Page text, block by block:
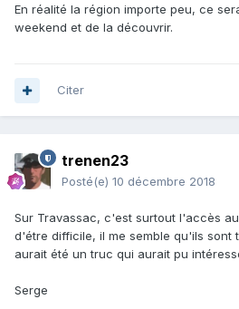
En réalité la région importe peu, ce
weekend et de la découvrir.
Citer
trenen23
Posté(e) 10 décembre 2018
Sur Travassac, c'est surtout l'accès
d'étre difficile, il me semble qu'ils sont
aurait été un truc qui aurait pu
Serge